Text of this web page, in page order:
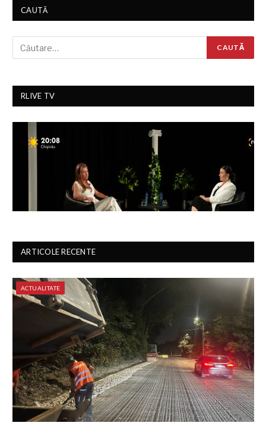
CAUTĂ
RLIVE TV
ARTICOLE RECENTE
ACTUALITATE